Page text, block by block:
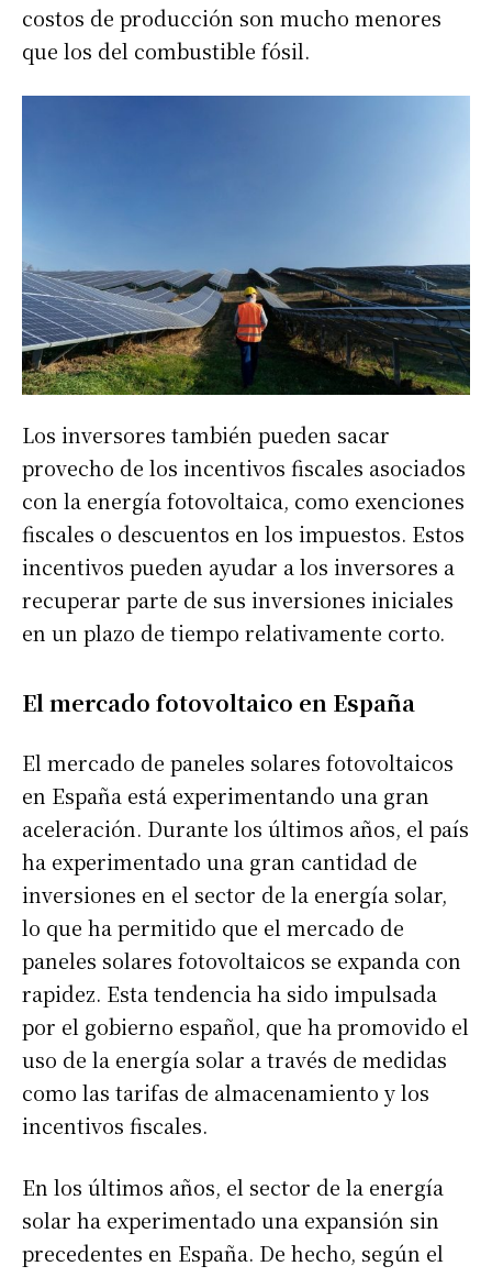
costos de producción son mucho menores
que los del combustible fósil.
Los inversores también pueden sacar
provecho de los incentivos fiscales asociados
con la energía fotovoltaica, como exenciones
fiscales o descuentos en los impuestos. Estos
incentivos pueden ayudar a los inversores a
recuperar parte de sus inversiones iniciales
en un plazo de tiempo relativamente corto.
El mercado fotovoltaico en España
El mercado de paneles solares fotovoltaicos
en España está experimentando una gran
aceleración. Durante los últimos años, el país
ha experimentado una gran cantidad de
inversiones en el sector de la energía solar,
lo que ha permitido que el mercado de
paneles solares fotovoltaicos se expanda con
rapidez. Esta tendencia ha sido impulsada
por el gobierno español, que ha promovido el
uso de la energía solar a través de medidas
como las tarifas de almacenamiento y los
incentivos fiscales.
En los últimos años, el sector de la energía
solar ha experimentado una expansión sin
precedentes en España. De hecho, según el